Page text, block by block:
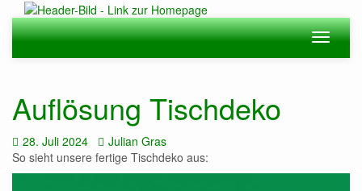
Zum
Hauptinhalt
springen
Navigation
ein-/
Auflösung Tischdeko
Datum:
28. Juli 2024 Autor:
Julian Gras
So sieht unsere fertige Tischdeko aus: